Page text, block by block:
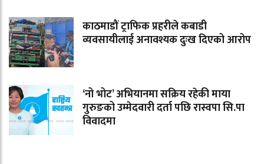
काठमाडौं ट्राफिक प्रहरीले कबाडी
व्यवसायीलाई अनावश्यक दुःख दिएको आरोप
‘नो भोट’ अभियानमा सक्रिय रहेकी माया
गुरुङको उम्मेदवारी दर्ता पछि रास्वपा सि.पा
विवादमा